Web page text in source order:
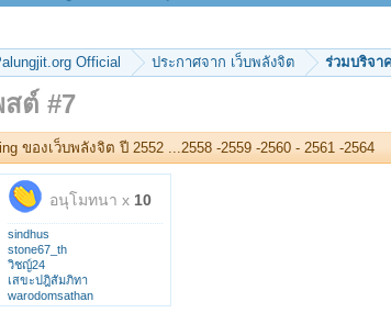
Official ประกาศจาก เว็บพลังจิต
ต์ #7
ของเว็บพลังจิต ปี 2552 ...2558 -2559 -2560 - 2561 -2564
อนุโมทนา x 10
sindhus
stone67_th
วิชญ์24
เสขะปฎิสัมภิทา
warodomsathan
รักครอบครัว